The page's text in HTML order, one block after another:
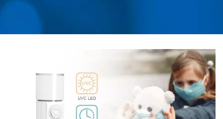
ÖLDÜRÜCÜ |
TAYVAN'DAN GÜÇLE
İLGILI ÜRÜNLER
TEDARIKÇISI | AHOKU
ELECTRONIC COMPANY